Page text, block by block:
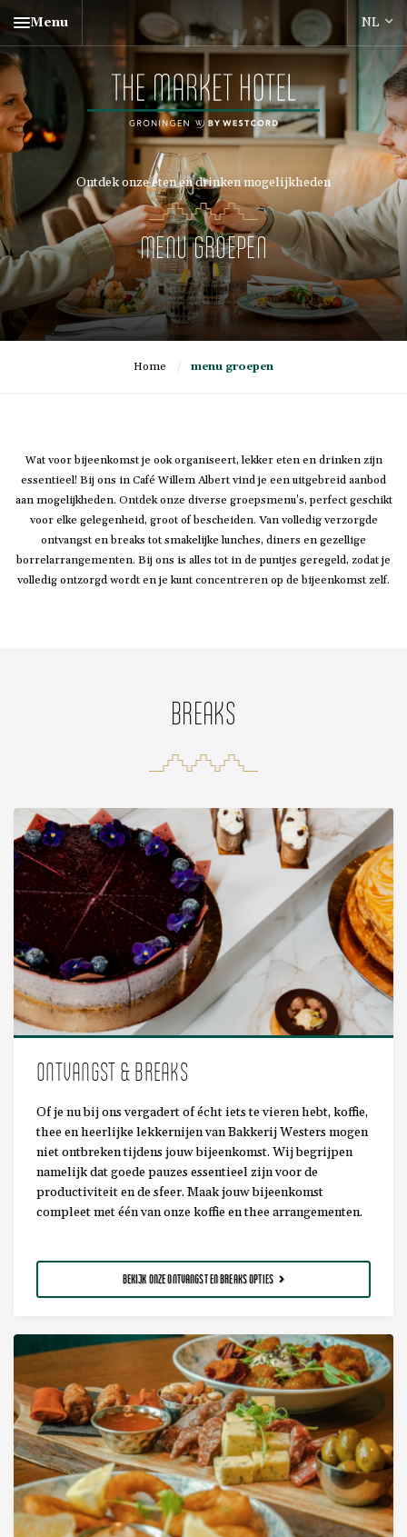
Menu
Ontdek onze eten en drinken mogelijkheden
MENU GROEPEN
Home / menu groepen
Wat voor bijeenkomst je ook organiseert, lekker eten en drinken zijn
essentieel! Bij ons in Café Willem Albert vind je een uitgebreid aanbod
aan mogelijkheden. Ontdek onze diverse groepsmenu’s, perfect geschikt
voor elke gelegenheid, groot of bescheiden. Van volledig verzorgde
ontvangst en breaks tot smakelijke lunches, diners en gezellige
borrelarrangementen. Bij ons is alles tot in de puntjes geregeld, zodat je
volledig ontzorgd wordt en je kunt concentreren op de bijeenkomst zelf.
BREAKS
ONTVANGST & BREAKS
Of je nu bij ons vergadert of écht iets te vieren hebt, koffie,
thee en heerlijke lekkernijen van Bakkerij Westers mogen
niet ontbreken tijdens jouw bijeenkomst. Wij begrijpen
namelijk dat goede pauzes essentieel zijn voor de
productiviteit en de sfeer. Maak jouw bijeenkomst
compleet met één van onze koffie en thee arrangementen.
BEKIJK ONZE ONTVANGST EN BREAKS OPTIES